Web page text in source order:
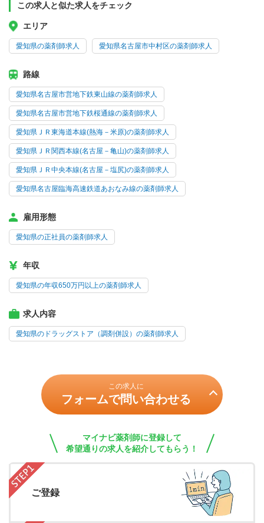
この求人と似た求人をチェック
エリア
愛知県の薬剤師求人 愛知県名古屋市中村区の薬剤師求人
路線
愛知県名古屋市営地下鉄東山線の薬剤師求人
愛知県名古屋市営地下鉄桜通線の薬剤師求人
愛知県ＪＲ東海道本線(熱海－米原)の薬剤師求人
愛知県ＪＲ関西本線(名古屋－亀山)の薬剤師求人
愛知県ＪＲ中央本線(名古屋－塩尻)の薬剤師求人
愛知県名古屋臨海高速鉄道あおなみ線の薬剤師求人
雇用形態
愛知県の正社員の薬剤師求人
年収
愛知県の年収650万円以上の薬剤師求人
求人内容
愛知県のドラッグストア（調剤併設）の薬剤師求人
この求人に
フォームで問い合わせる
マイナビ薬剤師に登録して
希望通りの求人を紹介してもらう！
ご登録